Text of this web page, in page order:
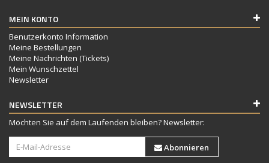
MEIN KONTO
Benutzerkonto Information
Meine Bestellungen
Meine Nachrichten (Tickets)
Mein Wunschzettel
Newsletter
NEWSLETTER
Möchten Sie auf dem Laufenden bleiben? Newsletter:
Abonnieren